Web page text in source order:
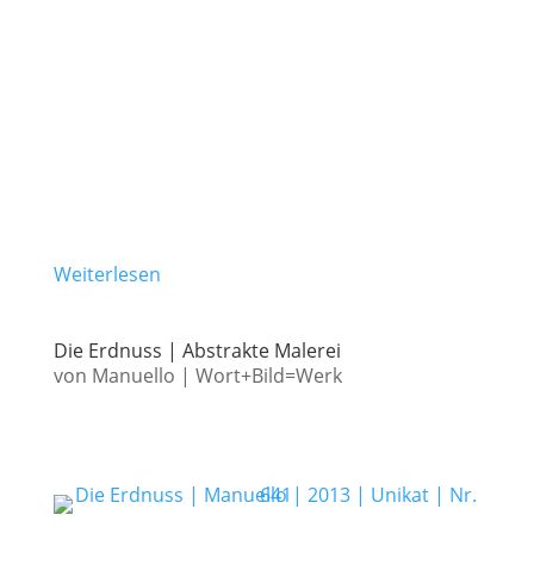
Weiterlesen
Die Erdnuss | Abstrakte Malerei
von Manuello | Wort+Bild=Werk